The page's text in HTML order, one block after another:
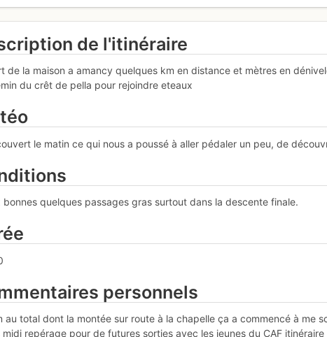
de l'itinéraire
de la maison a amancy quelques km en distance et mètres en
du crêt de pella pour rejoindre eteaux
le matin ce qui nous a poussé à aller pédaler un peu, de
bonnes quelques passages gras surtout dans la descente finale.
personnels
au total dont la montée sur route à la chapelle ça a commencé à me
midi repérage pour de futures sorties avec les jeunes du CAF itinéraire